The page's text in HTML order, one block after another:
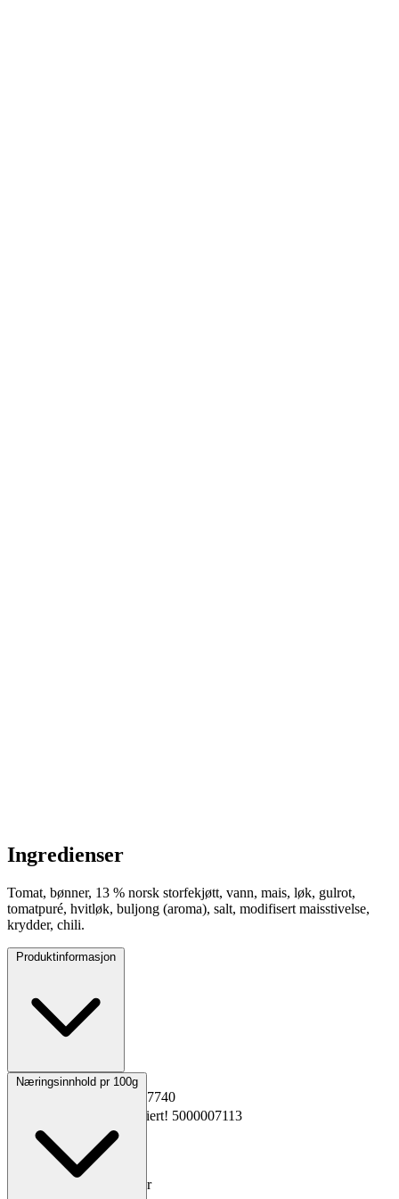
Ingredienser
Tomat, bønner, 13 % norsk storfekjøtt, vann, mais, løk, gulrot,
tomatpuré, hvitløk, buljong (aroma), salt, modifisert maisstivelse,
krydder, chili.
Produktinformasjon
Opprinnelsesland Norge
5397740
Kopiert! 5000007113
GTIN
Kopiert!
Vekt pakning
2x2,5 kg
Oppbevaring 0 til 4°C
40 dager
Næringsinnhold pr 100g